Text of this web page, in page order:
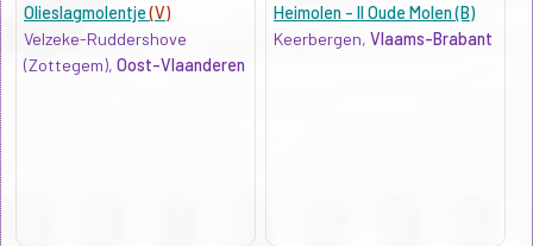
Olieslagmolentje(V)
Velzeke-Ruddershove
(Zottegem), Oost-Vlaanderen
Heimolen - II Oude Molen (B)
Keerbergen,Vlaams-Brabant